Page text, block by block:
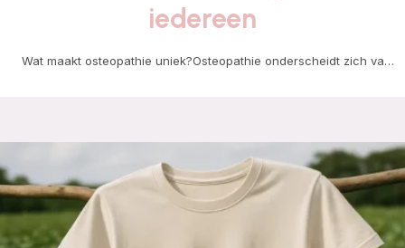
iedereen
Wat maakt osteopathie uniek?Osteopathie onderscheidt zich van